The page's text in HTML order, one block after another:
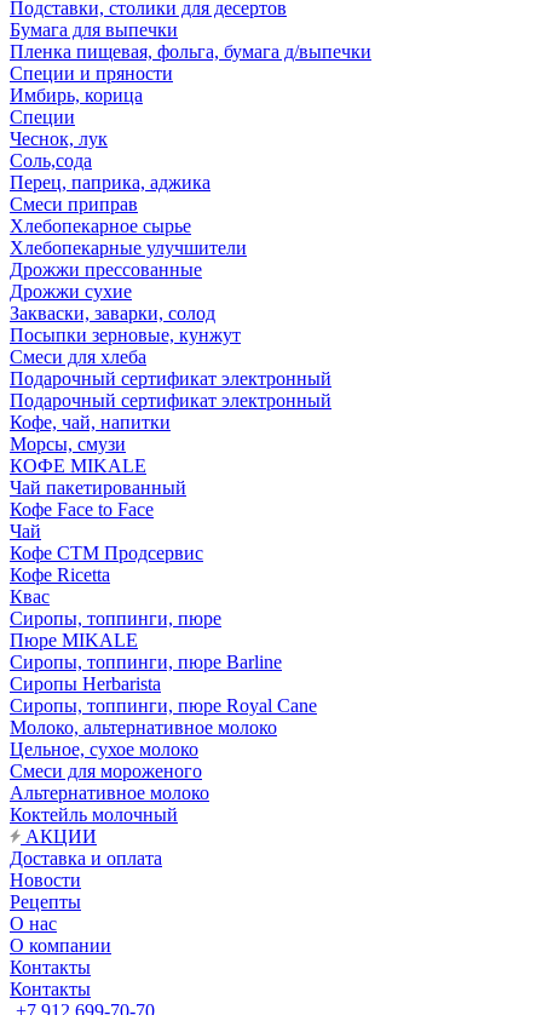
Подставки, столики для десертов
Бумага для выпечки
Пленка пищевая, фольга, бумага д/выпечки
Специи и пряности
Имбирь, корица
Специи
Чеснок, лук
Соль,сода
Перец, паприка, аджика
Смеси приправ
Хлебопекарное сырье
Хлебопекарные улучшители
Дрожжи прессованные
Дрожжи сухие
Закваски, заварки, солод
Посыпки зерновые, кунжут
Смеси для хлеба
Подарочный сертификат электронный
Подарочный сертификат электронный
Кофе, чай, напитки
Морсы, смузи
КОФЕ MIKALE
Чай пакетированный
Кофе Face to Face
Чай
Кофе СТМ Продсервис
Кофе Ricetta
Квас
Сиропы, топпинги, пюре
Пюре MIKALE
Сиропы, топпинги, пюре Barline
Сиропы Herbarista
Сиропы, топпинги, пюре Royal Cane
Молоко, альтернативное молоко
Цельное, сухое молоко
Смеси для мороженого
Альтернативное молоко
Коктейль молочный
АКЦИИ
Доставка и оплата
Новости
Рецепты
О нас
О компании
Контакты
Контакты
+7 912 699-70-70